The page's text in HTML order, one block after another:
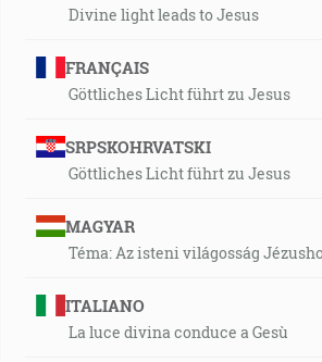
Divine light leads to Jesus
FRANÇAIS
Göttliches Licht führt zu Jesus
SRPSKOHRVATSKI
Göttliches Licht führt zu Jesus
MAGYAR
Téma: Az isteni világosság
ITALIANO
La luce divina conduce a Gesù